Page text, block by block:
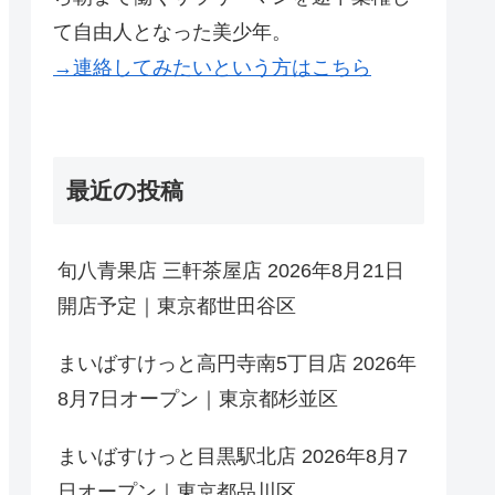
て自由人となった美少年。
→連絡してみたいという方はこちら
最近の投稿
旬八青果店 三軒茶屋店 2026年8月21日
開店予定｜東京都世田谷区
まいばすけっと高円寺南5丁目店 2026年
8月7日オープン｜東京都杉並区
まいばすけっと目黒駅北店 2026年8月7